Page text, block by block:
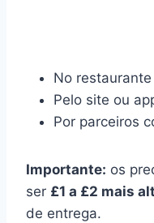
No
Pelo site ou
Por parceiros
Importante: os
ser £1 a £2 mais
de entrega.